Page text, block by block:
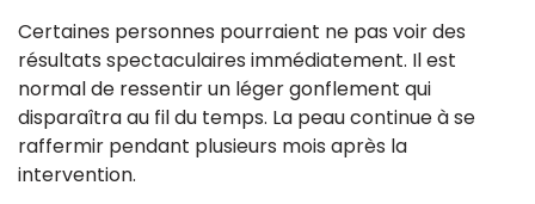
Certaines personnes pourraient ne pas voir des
résultats spectaculaires immédiatement. Il est
normal de ressentir un léger gonflement qui
disparaîtra au fil du temps. La peau continue à se
raffermir pendant plusieurs mois après la
intervention.